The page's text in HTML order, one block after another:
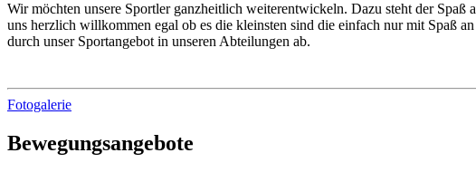
Wir möchten unsere Sportler ganzheitlich weiterentwickeln. Dazu steht der
uns herzlich willkommen egal ob es die kleinsten sind die einfach nur mit Spaß
durch unser Sportangebot in unseren Abteilungen ab.
Fotogalerie
Bewegungsangebote